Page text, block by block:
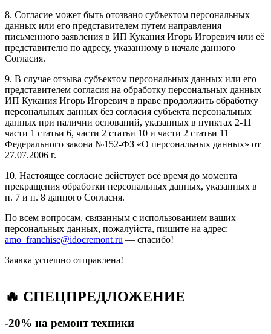
8. Согласие может быть отозвано субъектом персональных
данных или его представителем путем направления
письменного заявления в ИП Кукания Игорь Игоревич или её
представителю по адресу, указанному в начале данного
Согласия.
9. В случае отзыва субъектом персональных данных или его
представителем согласия на обработку персональных данных
ИП Кукания Игорь Игоревич в праве продолжить обработку
персональных данных без согласия субъекта персональных
данных при наличии оснований, указанных в пунктах 2-11
части 1 статьи 6, части 2 статьи 10 и части 2 статьи 11
Федерального закона №152-ФЗ «О персональных данных» от
27.07.2006 г.
10. Настоящее согласие действует всё время до момента
прекращения обработки персональных данных, указанных в
п. 7 и п. 8 данного Согласия.
По всем вопросам, связанным с использованием ваших
персональных данных, пожалуйста, пишите на адрес:
amo_franchise@idocremont.ru — спасибо!
Заявка успешно отправлена!
🔥 СПЕЦПРЕДЛОЖЕНИЕ
-20% на ремонт техники